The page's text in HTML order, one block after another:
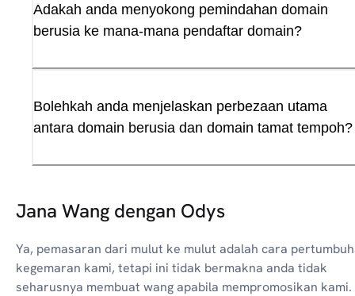
Adakah anda menyokong pemindahan domain
berusia ke mana-mana pendaftar domain?
Bolehkah anda menjelaskan perbezaan utama
antara domain berusia dan domain tamat tempoh?
Jana Wang dengan Odys
Ya, pemasaran dari mulut ke mulut adalah cara
kegemaran kami, tetapi ini tidak bermakna anda tidak
seharusnya membuat wang apabila mempromosikan kami.